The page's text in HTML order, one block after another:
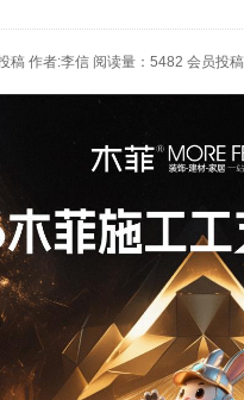
稿 作者:李信 阅读量：5482 会员投稿